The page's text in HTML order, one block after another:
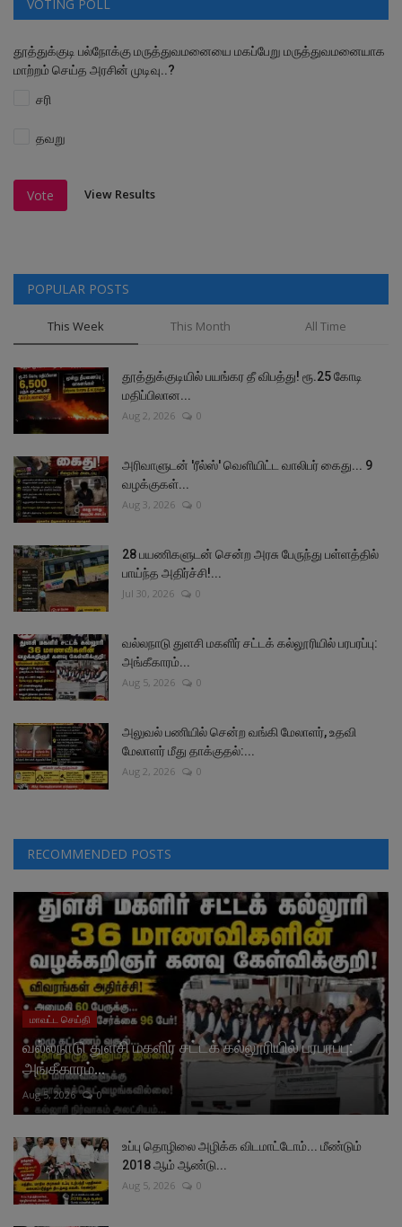
VOTING POLL
தூத்துக்குடி பல்நோக்கு மருத்துவமனையை மகப்பேறு மருத்துவமனையாக
மாற்றம் செய்த அரசின் முடிவு..?
சரி
தவறு
Vote View Results
POPULAR POSTS
This Week This Month All Time
தூத்துக்குடியில் பயங்கர தீ விபத்து! ரூ.25 கோடி
மதிப்பிலான...
Aug 2, 2026 0
அரிவாளுடன் 'ரீல்ஸ்' வெளியிட்ட வாலிபர் கைது... 9
வழக்குகள்...
Aug 3, 2026 0
28 பயணிகளுடன் சென்ற அரசு பேருந்து பள்ளத்தில்
பாய்ந்த அதிர்ச்சி!...
Jul 30, 2026 0
வல்லநாடு துளசி மகளிர் சட்டக் கல்லூரியில் பரபரப்பு:
அங்கீகாரம்...
Aug 5, 2026 0
அலுவல் பணியில் சென்ற வங்கி மேலாளர், உதவி
மேலாளர் மீது தாக்குதல்:...
Aug 2, 2026 0
RECOMMENDED POSTS
மாவட்ட செய்தி
வல்லநாடு துளசி மகளிர் சட்டக் கல்லூரியில் பரபரப்பு:
அங்கீகாரம்...
Aug 5, 2026 0
உப்பு தொழிலை அழிக்க விடமாட்டோம்... மீண்டும்
2018 ஆம் ஆண்டு...
Aug 5, 2026 0